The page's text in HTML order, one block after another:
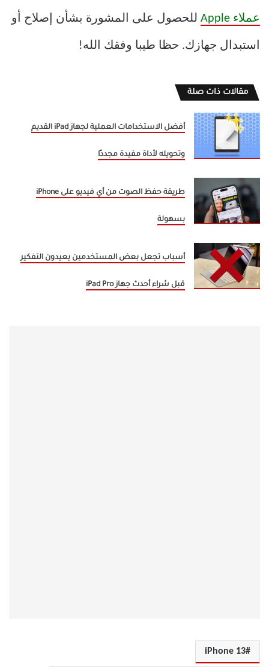
عملاء Apple للحصول على المشورة بشأن إصلاح أو
استبدال جهازك. حظا طيبا وفقك الله!
مقالات ذات صلة
أفضل الاستخدامات العملية لجهاز iPad القديم
وتحويله لأداة مفيدة مجددًا
طريقة حفظ الصوت من أي فيديو على iPhone
بسهولة
أسباب تجعل بعض المستخدمين يعيدون التفكير
قبل شراء أحدث جهاز iPad Pro
iPhone 13